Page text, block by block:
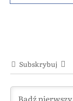
Subskrybuj